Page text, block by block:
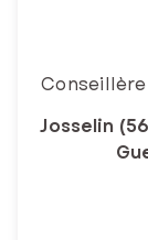
Josselin